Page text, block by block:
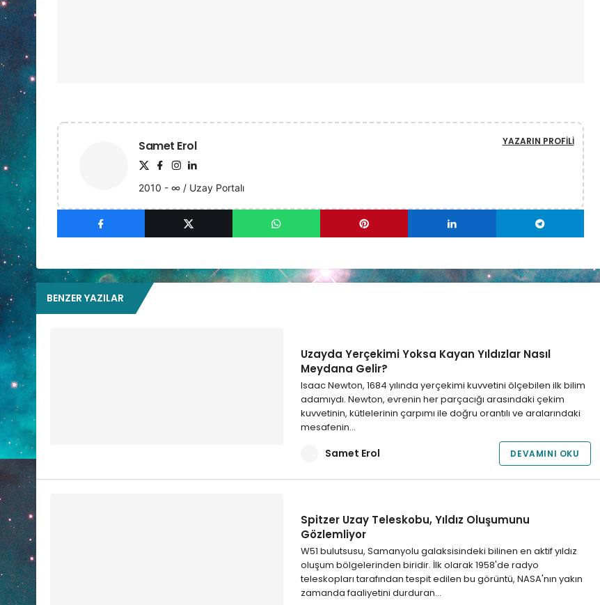
Samet Erol
2010 - ∞ / Uzay Portalı
YAZARIN PROFILI
BENZER YAZILAR
Uzayda Yerçekimi Yoksa Kayan Yıldızlar Nasıl
Meydana Gelir?
Isaac Newton, 1684 yılında yerçekimi kuvvetini ölçebilen ilk bilim
adamıydı. Newton, evrenin her parçacığı arasındaki çekim
kuvvetinin, kütlelerinin çarpımı ile doğru orantılı ve aralarındaki
mesafenin…
Samet Erol DEVAMINI OKU
Spitzer Uzay Teleskobu, Yıldız Oluşumunu
Gözlemliyor
W51 bulutsusu, Samanyolu galaksisindeki bilinen en aktif yıldız
oluşum bölgelerinden biridir. İlk olarak 1958'de radyo
teleskopları tarafından tespit edilen bu görüntü, NASA'nın yakın
zamanda faaliyetini durduran…